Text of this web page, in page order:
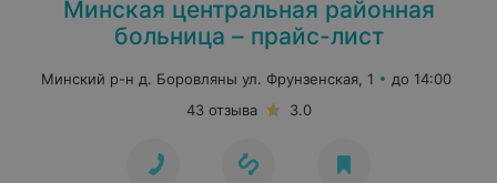
Минская центральная районная
больница – прайс-лист
Минский р-н д. Боровляны ул. Фрунзенская, 1
до 14:00
43 отзыва
3.0